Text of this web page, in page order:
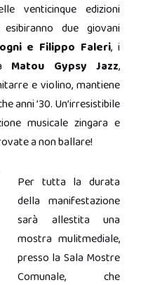
venticinque edizioni
esibiranno due giovani
e Filippo Faleri, i
Matou Gypsy Jazz,
e violino, mantiene
anni ’30. Un’irresistibile
musicale zingara e
a non ballare!
Per tutta la durata
della manifestazione
sarà allestita una
mostra mulitmediale,
presso la Sala Mostre
Comunale, che